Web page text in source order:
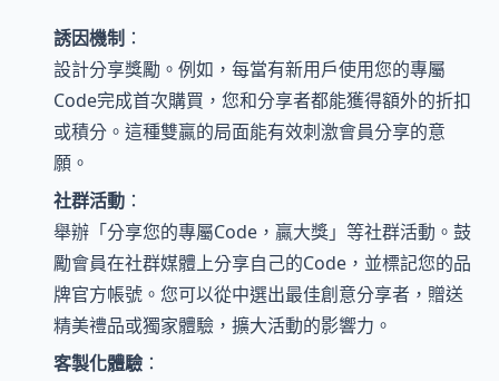
誘因機制 ：
設計分享獎勵。例如，每當有新用戶使用您的專屬
Code完成首次購買，您和分享者都能獲得額外的折扣
或積分。這種雙贏的局面能有效刺激會員分享的意
願。
社群活動 ：
舉辦「分享您的專屬Code，贏大獎」等社群活動。鼓
勵會員在社群媒體上分享自己的Code，並標記您的品
牌官方帳號。您可以從中選出最佳創意分享者，贈送
精美禮品或獨家體驗，擴大活動的影響力。
客製化體驗 ：